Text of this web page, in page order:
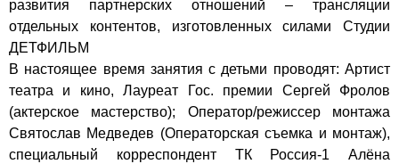
развития партнерских отношений – трансляции
отдельных контентов, изготовленных силами Студии
ДЕТФИЛЬМ
В настоящее время занятия с детьми проводят: Артист
театра и кино, Лауреат Гос. премии Сергей Фролов
(актерское мастерство); Оператор/режиссер монтажа
Святослав Медведев (Операторская съемка и монтаж),
специальный корреспондент ТК Россия-1 Алёна